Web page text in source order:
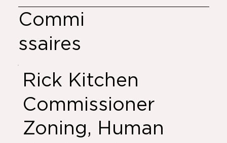
Commi
ssaires
Rick Kitchen
Commissioner
Zoning, Human